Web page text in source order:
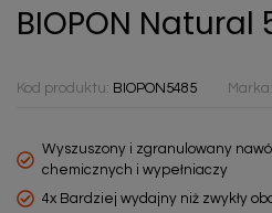
BIOPON Natural
Kod produktu: BIOPON5485 Marka:
Wyszuszony i zgranulowany
chemicznych i wypełniaczy
4x Bardziej wydajny niż zwykły